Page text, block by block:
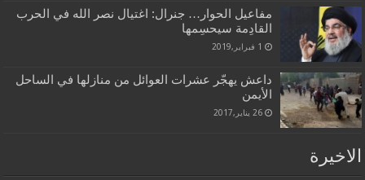
مفاعيل الحوار… جنرال: اغتيال نصر الله في الحرب
القادِمة سيحسِمها
1 فبراير,2019
داعش يهجّر عشرات العوائل من منازلها في الساحل
الأيمن
26 يناير,2017
الاخيرة